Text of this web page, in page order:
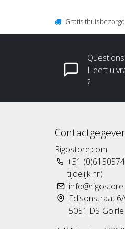
Gratis
Heeft u
?
Rigostore.com
+31
tijdelijk nr)
Edisonstraat
5051 DS Goirle